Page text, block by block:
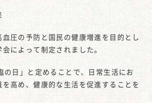
圧の予防と国民の健康増進を目的とし
によって制定されました。
の日」と定めることで、日常生活にお
高め、健康的な生活を促進することを